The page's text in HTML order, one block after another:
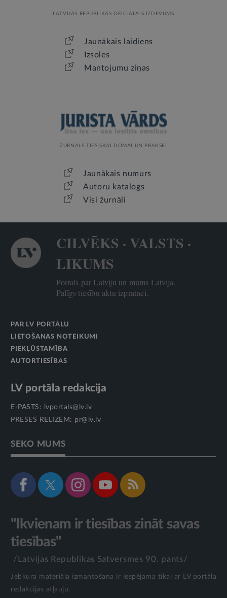
LATVIJAS REPUBLIKAS OFICIĀLAIS IZDEVUMS
Jaunākais laidiens
Izsoles
Mantojumu ziņas
ŽURNĀLS TIESISKAI DOMAI UN PRAKSEI
Jaunākais numurs
Autoru katalogs
Visi žurnāli
CILVĒKS · VALSTS ·
LIKUMS
Portāls par Latviju un mums Latvijā.
Palīgs tiesību aktu izpratnei.
PAR LV PORTĀLU
LIETOŠANAS NOTEIKUMI
PIEKĻŪSTAMĪBA
AUTORTIESĪBAS
LV portāla redakcija
E-PASTS:
lvportals@lv.lv
PRESES RELĪZĒM: pr@lv.lv
SEKO MUMS
"Ikvienam ir tiesības zināt savas
tiesības"
/Latvijas Republikas Satversmes 90. pants/
Jebkura materiāla izmantošana ir iespējama tikai ar LV portāla
redakcijas atļauju.